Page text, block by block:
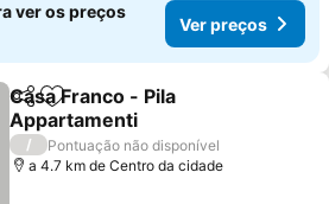
ver os preços
Ver preços
PartilharAdicionar aos favoritos
Casa Franco - Pila
Appartamenti
Ver preços
/
Pontuação não disponível
a 4.7 km de Centro da cidade